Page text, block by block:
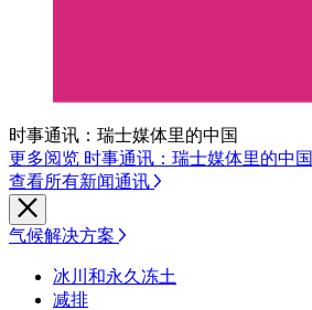
时事通讯：瑞士媒体里的中国
更多阅览 时事通讯：瑞士媒体里的中国
查看所有新闻通讯
气候解决方案
冰川和永久冻土
减排